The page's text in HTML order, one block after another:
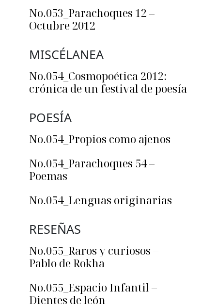
No.053_Parachoques 12 –
Octubre 2012
MISCÉLANEA
No.054_Cosmopoética 2012:
crónica de un festival de poesía
POESÍA
No.054_Propios como ajenos
No.054_Parachoques 54 –
Poemas
No.054_Lenguas originarias
RESEÑAS
No.055_Raros y curiosos –
Pablo de Rokha
No.055_Espacio Infantil –
Dientes de león